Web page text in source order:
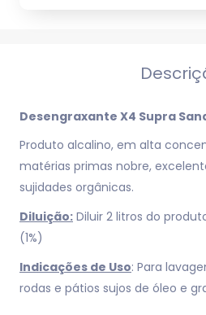
Desengraxante X4 Supra
Produto alcalino, em alta
matérias primas nobre,
sujidades orgânicas.
Diluição: Diluir 2 litros do
(1%)
Indicações de Uso: Para
rodas e pátios sujos de óleo e